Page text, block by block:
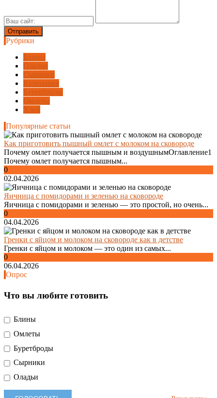
Рубрики
Блины
Оладьи
Сырники
Кулинария
Бутерброды
Омлеты
Хлеб
Популярные статьи
Как приготовить пышный омлет с молоком на сковороде
Почему омлет получается пышным и воздушнымОглавление1
Почему омлет получается пышным...
0
02.04.2026
Яичница с помидорами и зеленью на сковороде
Яичница с помидорами и зеленью — это простой, но очень...
0
04.04.2026
Гренки с яйцом и молоком на сковороде как в детстве
Гренки с яйцом и молоком — это один из самых...
0
06.04.2026
Опрос
Что вы любите готовить
Блины
Омлеты
Буретброды
Сырники
Оладьи